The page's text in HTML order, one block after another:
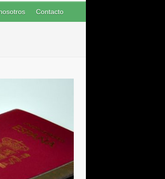
Contacto